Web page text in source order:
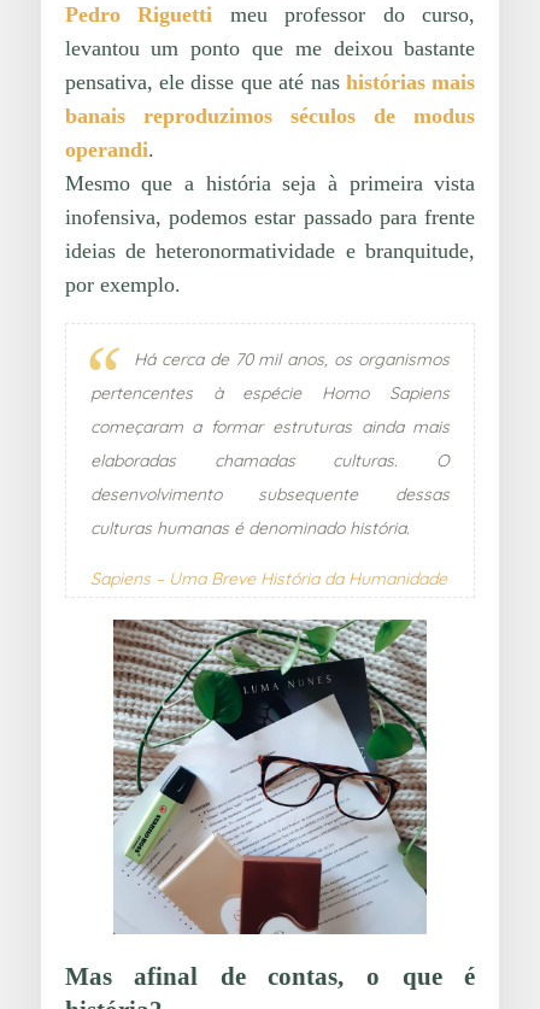
Pedro Riguetti meu professor do curso,
levantou um ponto que me deixou bastante
pensativa, ele disse que até nas histórias mais
banais reproduzimos séculos de modus
operandi.
Mesmo que a história seja à primeira vista
inofensiva, podemos estar passado para frente
ideias de heteronormatividade e branquitude,
por exemplo.
Há cerca de 70 mil anos, os organismos
pertencentes à espécie Homo Sapiens
começaram a formar estruturas ainda mais
elaboradas chamadas culturas. O
desenvolvimento subsequente dessas
culturas humanas é denominado história.
Sapiens – Uma Breve História da Humanidade
Mas afinal de contas, o que é